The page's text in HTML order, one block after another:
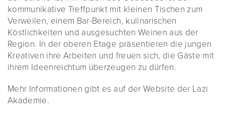
kommunikative Treffpunkt mit kleinen Tischen zum
Verweilen, einem Bar-Bereich, kulinarischen
Köstlichkeiten und ausgesuchten Weinen aus der
Region. In der oberen Etage präsentieren die jungen
Kreativen ihre Arbeiten und freuen sich, die Gäste mit
ihrem Ideenreichtum überzeugen zu dürfen.
Mehr Informationen gibt es auf der Website der Lazi
Akademie.